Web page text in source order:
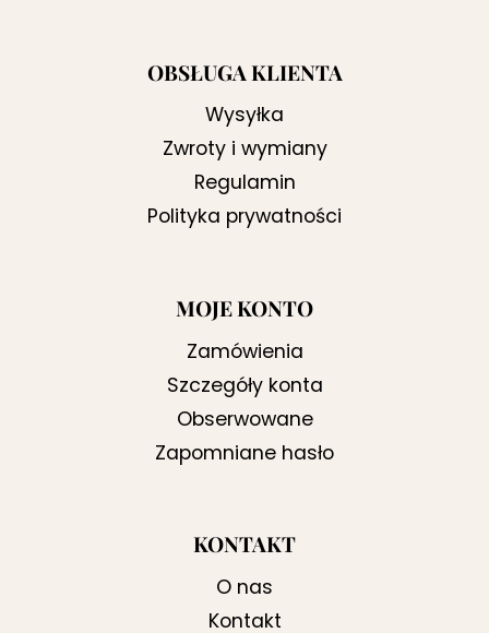
OBSŁUGA KLIENTA
Wysyłka
Zwroty i wymiany
Regulamin
Polityka prywatności
MOJE KONTO
Zamówienia
Szczegóły konta
Obserwowane
Zapomniane hasło
KONTAKT
O nas
Kontakt